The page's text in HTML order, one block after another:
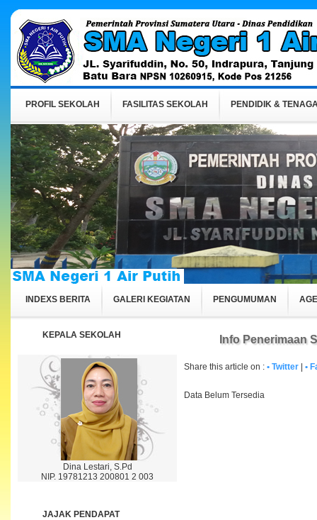
PROFIL SEKOLAH FASILITAS SEKOLAH PENDIDIK &
INDEXS BERITA GALERI KEGIATAN PENGUMUMAN
KEPALA SEKOLAH
Dina Lestari, S.Pd
NIP. 19781213 200801 2 003
JAJAK PENDAPAT
Info Penerimaan
Share this article on : • Twitter •
Data Belum Tersedia